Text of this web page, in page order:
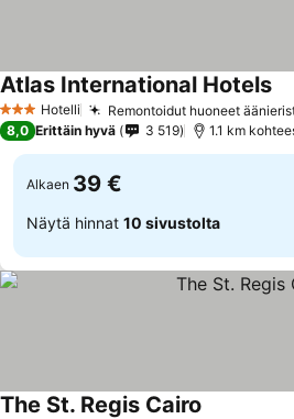
3 Tähtiluokitus
Hotelli Remontoidut huoneet
Atlas International Hotels
8,0 Erittäin hyvä 3 519 1.1 km
Alkaen 39 €
Näytä hinnat 10 sivustolta
The St. Regis Cairo